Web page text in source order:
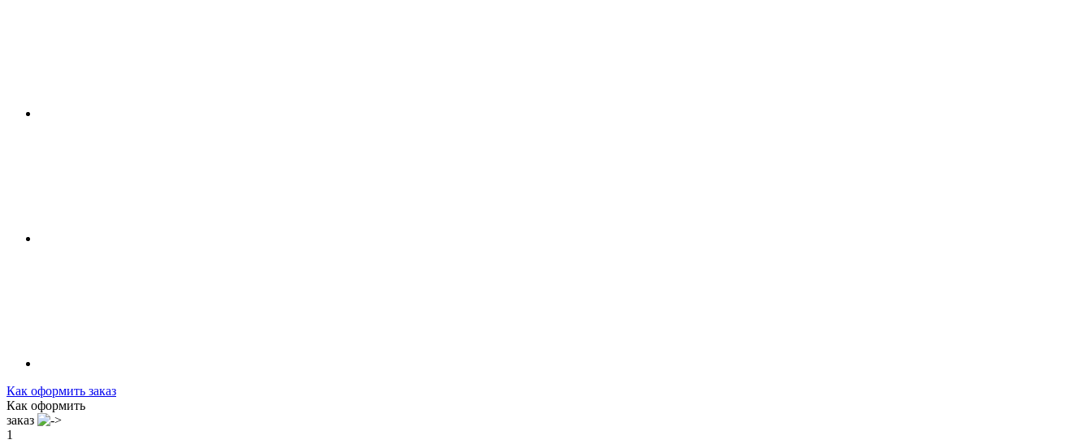
Как оформить заказ
Как оформить
заказ
1